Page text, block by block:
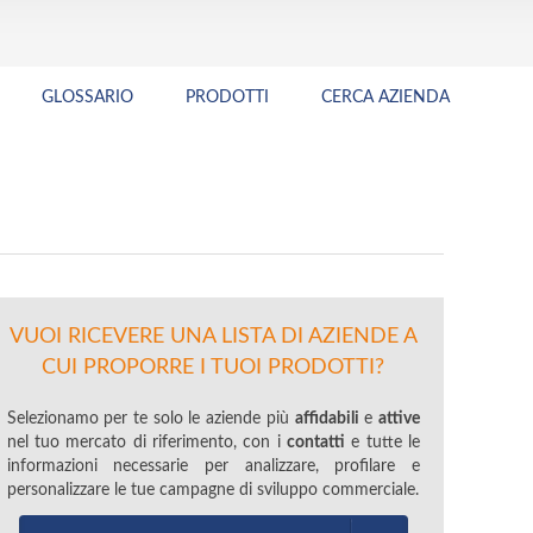
GLOSSARIO PRODOTTI CERCA AZIENDA
VUOI RICEVERE UNA LISTA DI AZIENDE A
CUI PROPORRE I TUOI PRODOTTI?
Selezionamo per te solo le aziende più affidabili e attive
nel tuo mercato di riferimento, con icontatti e tutte le
informazioni necessarie per analizzare, profilare e
personalizzare le tue campagne di sviluppo commerciale.